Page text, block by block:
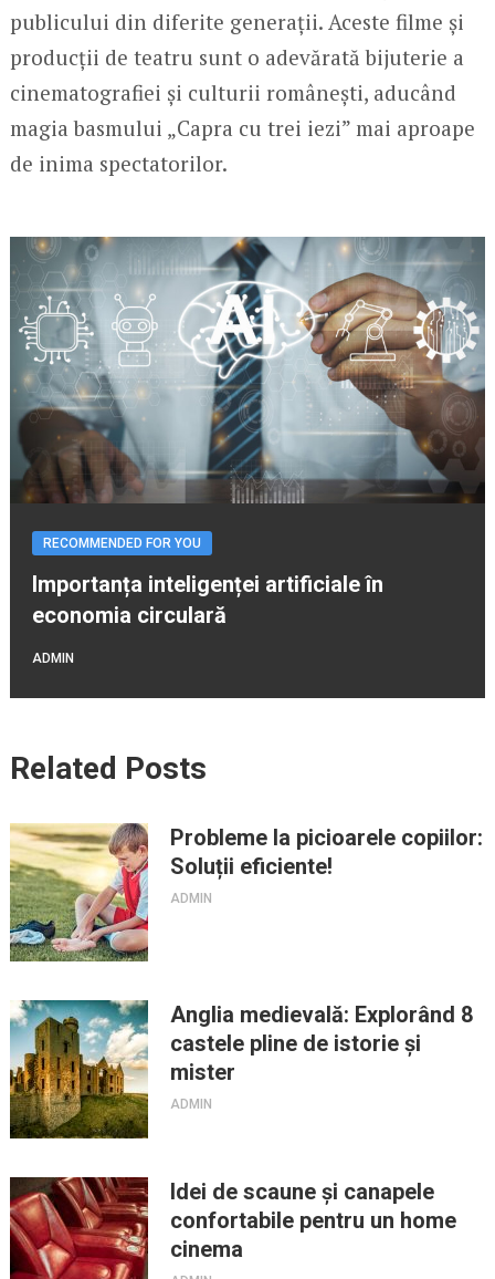
publicului din diferite generații. Aceste filme și
producții de teatru sunt o adevărată bijuterie a
cinematografiei și culturii românești, aducând
magia basmului „Capra cu trei iezi” mai aproape
de inima spectatorilor.
RECOMMENDED FOR YOU
Importanța inteligenței artificiale în
economia circulară
ADMIN
Related Posts
Probleme la picioarele copiilor:
Soluții eficiente!
ADMIN
Anglia medievală: Explorând 8
castele pline de istorie și
mister
ADMIN
Idei de scaune și canapele
confortabile pentru un home
cinema